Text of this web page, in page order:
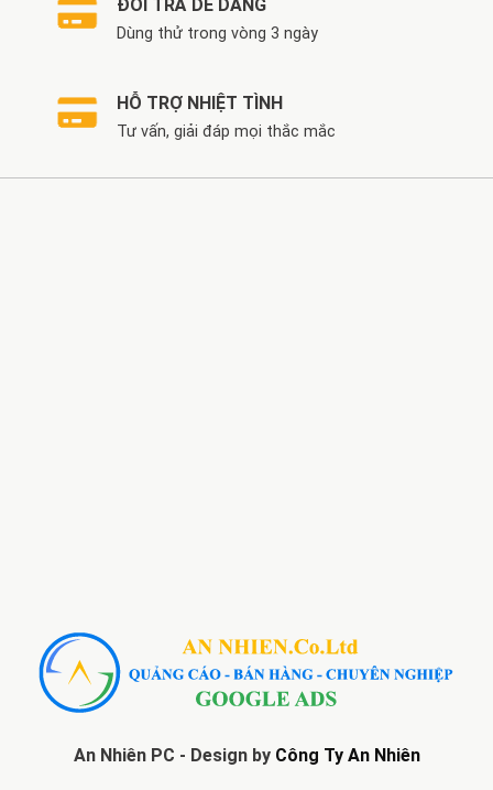
ĐỔI TRẢ DỄ DÀNG
Dùng thử trong vòng 3 ngày
HỖ TRỢ NHIỆT TÌNH
Tư vấn, giải đáp mọi thắc mắc
An Nhiên PC - Design by Công Ty An Nhiên